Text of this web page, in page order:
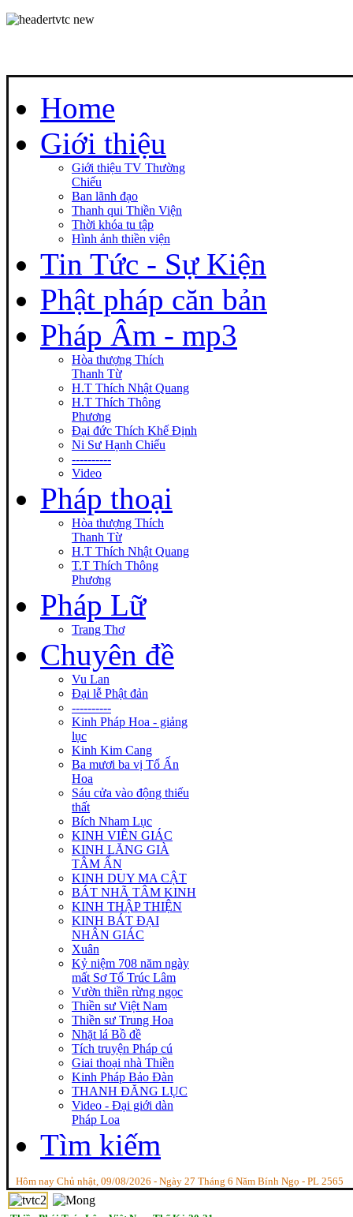
Home
Giới thiệu
Giới thiệu TV Thường
Chiếu
Ban lãnh đạo
Thanh qui Thiền Viện
Thời khóa tu tập
Hình ảnh thiền viện
Tin Tức - Sự Kiện
Phật pháp căn bản
Pháp Âm - mp3
Hòa thượng Thích
Thanh Từ
H.T Thích Nhật Quang
H.T Thích Thông
Phương
Đại đức Thích Khế Định
Ni Sư Hạnh Chiếu
----------
Video
Pháp thoại
Hòa thượng Thích
Thanh Từ
H.T Thích Nhật Quang
T.T Thích Thông
Phương
Pháp Lữ
Trang Thơ
Chuyên đề
Vu Lan
Đại lễ Phật đản
----------
Kinh Pháp Hoa - giảng
lục
Kinh Kim Cang
Ba mươi ba vị Tổ Ấn
Hoa
Sáu cửa vào động thiếu
thất
Bích Nham Lục
KINH VIÊN GIÁC
KINH LĂNG GIÀ
TÂM ẤN
KINH DUY MA CẬT
BÁT NHÃ TÂM KINH
KINH THẬP THIỆN
KINH BÁT ĐẠI
NHÂN GIÁC
Xuân
Kỷ niệm 708 năm ngày
mất Sơ Tổ Trúc Lâm
Vườn thiền rừng ngọc
Thiền sư Việt Nam
Thiền sư Trung Hoa
Nhặt lá Bồ đề
Tích truyện Pháp cú
Giai thoại nhà Thiền
Kinh Pháp Bảo Đàn
THANH ĐĂNG LỤC
Video - Đại giới dàn
Pháp Loa
Tìm kiếm
Hôm nay Chủ nhật, 09/08/2026 - Ngày 27 Tháng 6 Năm Bính Ngọ - PL 2565